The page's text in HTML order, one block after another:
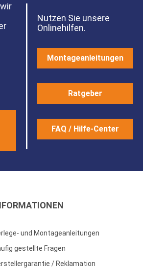
Nutzen Sie unsere
Onlinehilfen.
Montageanleitungen
Ratgeber
FAQ / Hilfe-Center
und Montageanleitungen
gestellte Fragen
/ Reklamation